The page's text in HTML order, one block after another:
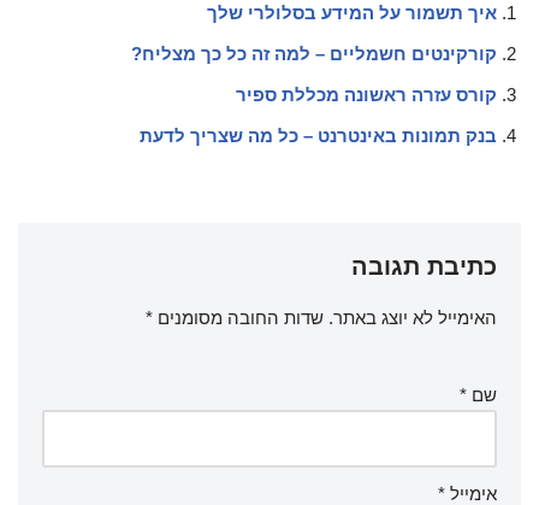
איך תשמור על המידע בסלולרי שלך
קורקינטים חשמליים – למה זה כל כך מצליח?
קורס עזרה ראשונה מכללת ספיר
בנק תמונות באינטרנט – כל מה שצריך לדעת
כתיבת תגובה
האימייל לא יוצג באתר. שדות החובה מסומנים *
שם *
אימייל *